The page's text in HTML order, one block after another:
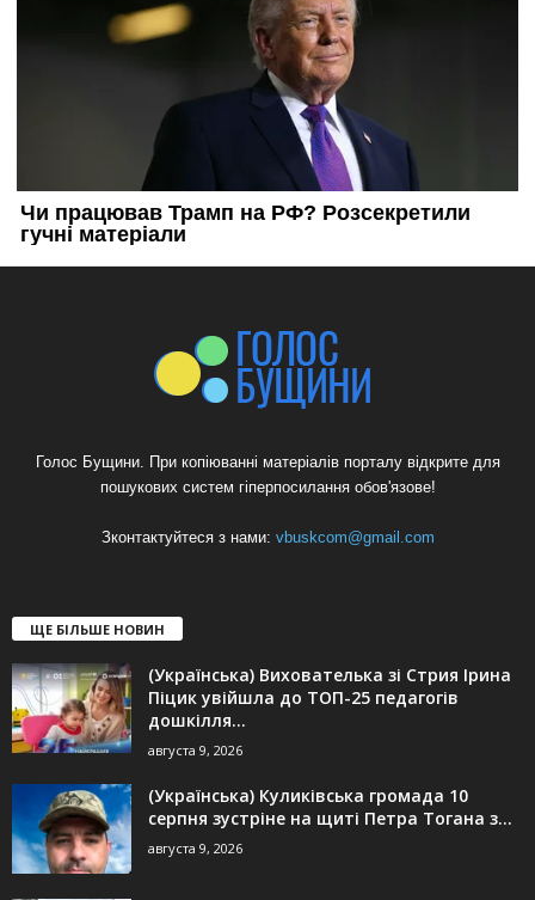
Голос Бущини. При копіюванні матеріалів порталу відкрите для
пошукових систем гіперпосилання обов'язове!
Зконтактуйтеся з нами: vbuskcom@gmail.com
ЩЕ БІЛЬШЕ НОВИН
(Українська) Вихователька зі Стрия Ірина
Піцик увійшла до ТОП-25 педагогів
дошкілля...
августа 9, 2026
(Українська) Куликівська громада 10
серпня зустріне на щиті Петра Тогана з...
августа 9, 2026